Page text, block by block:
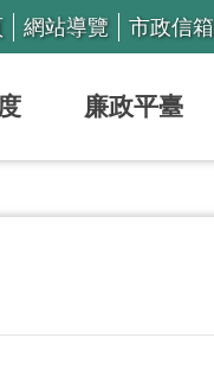
網站導覽 市政信箱
廉政平臺